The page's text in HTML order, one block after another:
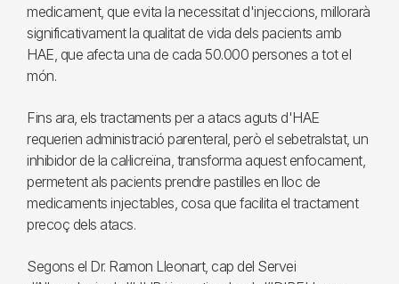
medicament, que evita la necessitat d'injeccions, millorarà
significativament la qualitat de vida dels pacients amb
HAE, que afecta una de cada 50.000 persones a tot el
món.
Fins ara, els tractaments per a atacs aguts d'HAE
requerien administració parenteral, però el sebetralstat, un
inhibidor de la cal·licreïna, transforma aquest enfocament,
permetent als pacients prendre pastilles en lloc de
medicaments injectables, cosa que facilita el tractament
precoç dels atacs.
Segons el Dr. Ramon Lleonart, cap del Servei